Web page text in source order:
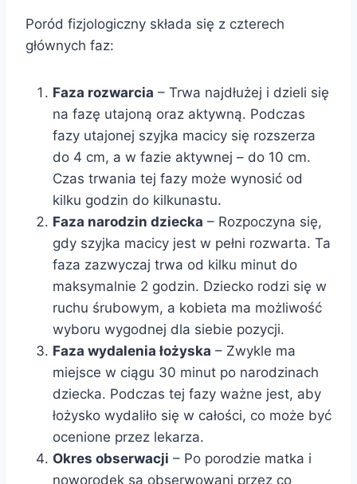
Poród fizjologiczny składa się z czterech
głównych faz:
Faza rozwarcia – Trwa najdłużej i dzieli się
na fazę utajoną oraz aktywną. Podczas
fazy utajonej szyjka macicy się rozszerza
do 4 cm, a w fazie aktywnej – do 10 cm.
Czas trwania tej fazy może wynosić od
kilku godzin do kilkunastu.
Faza narodzin dziecka – Rozpoczyna się,
gdy szyjka macicy jest w pełni rozwarta. Ta
faza zazwyczaj trwa od kilku minut do
maksymalnie 2 godzin. Dziecko rodzi się w
ruchu śrubowym, a kobieta ma możliwość
wyboru wygodnej dla siebie pozycji.
Faza wydalenia łożyska – Zwykle ma
miejsce w ciągu 30 minut po narodzinach
dziecka. Podczas tej fazy ważne jest, aby
łożysko wydaliło się w całości, co może być
ocenione przez lekarza.
Okres obserwacji – Po porodzie matka i
noworodek są obserwowani przez co